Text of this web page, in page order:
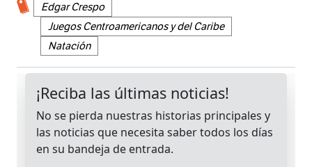
Edgar Crespo
Juegos Centroamericanos y del Caribe
Natación